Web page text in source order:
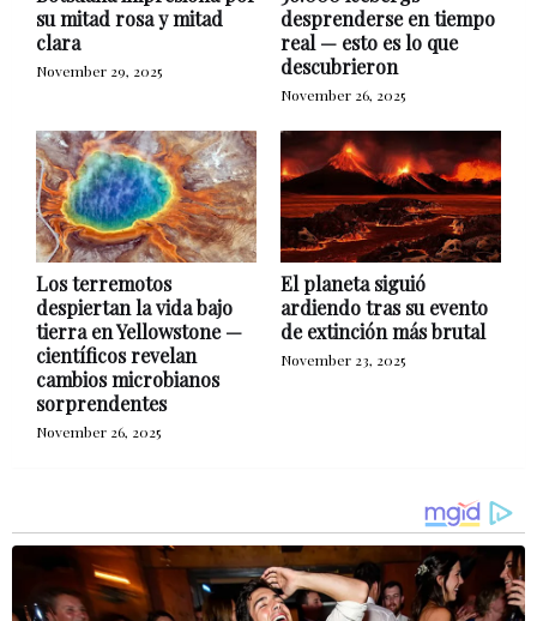
su mitad rosa y mitad
clara
November 29, 2025
desprenderse en tiempo
real — esto es lo que
descubrieron
November 26, 2025
Los terremotos
despiertan la vida bajo
tierra en Yellowstone —
científicos revelan
cambios microbianos
sorprendentes
November 26, 2025
El planeta siguió
ardiendo tras su evento
de extinción más brutal
November 23, 2025